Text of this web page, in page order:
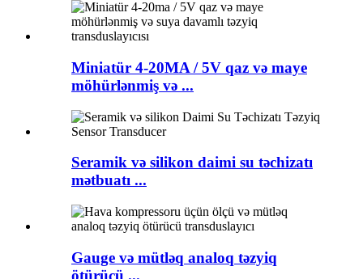
Miniatür 4-20MA / 5V qaz və maye
möhürlənmiş və ...
Seramik və silikon daimi su təchizatı
mətbuatı ...
Gauge və mütləq analoq təzyiq
ötürücü ...